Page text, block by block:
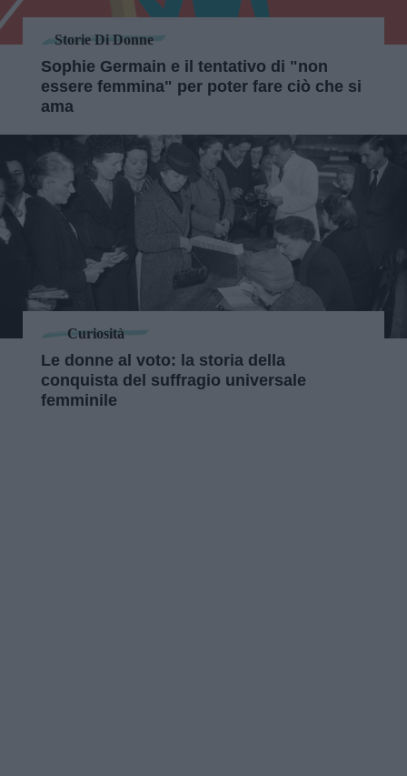
Storie Di Donne
Sophie Germain e il tentativo di "non
essere femmina" per poter fare ciò che si
ama
Curiosità
Le donne al voto: la storia della
conquista del suffragio universale
femminile